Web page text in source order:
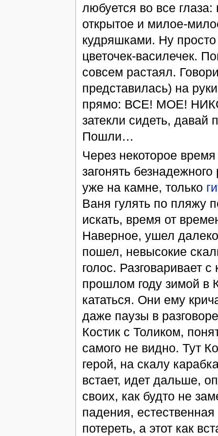
любуется во все
открытое и милое-
кудряшками. Ну просто
цветочек-василечек.
совсем растаял.
представилась) на
прямо: ВСЕ! МОЕ!
затекли сидеть,
Пошли…
Через некоторое
загонять
уже на камне, только
Ваня гулять по пляжу
искать, время от
Наверное, ушел
пошел, невысокие
голос. Разговаривает
прошлом году зимой в
кататься. Они ему
даже паузы в
Костик с Толиком,
самого не видно. Тут
герой, на скалу
встает, идет дальше,
своих, как будто не
падения,
потереть, а этот как